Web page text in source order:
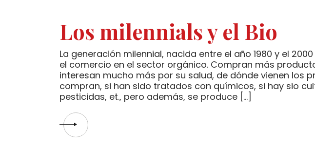
Los milennials y el Bio
La generación milennial, nacida entre el año 1980 y el
el comercio en el sector orgánico. Compran más
interesan mucho más por su salud, de dónde vienen los
compran, si han sido tratados con químicos, si hay sio
pesticidas, et., pero además, se produce […]